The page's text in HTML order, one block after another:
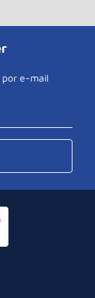
por e-mail